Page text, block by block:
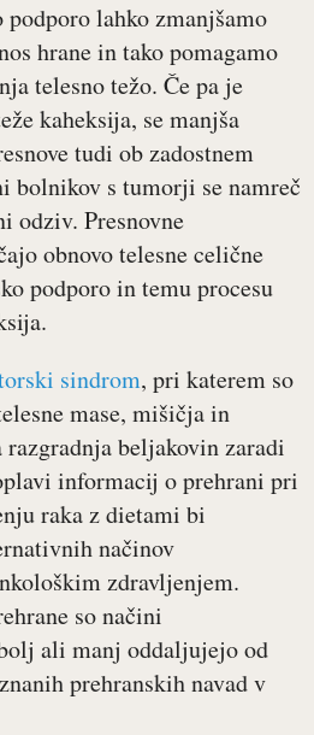
podporo lahko zmanjšamo
hrane in tako pomagamo
telesno težo. Če pa je
kaheksija, se manjša
tudi ob zadostnem
bolnikov s tumorji se namreč
odziv. Presnovne
obnovo telesne celične
podporo in temu procesu
sindrom, pri katerem so
mase, mišičja in
razgradnja beljakovin zaradi
informacij o prehrani pri
raka z dietami bi
načinov
zdravljenjem.
so načini
ali manj oddaljujejo od
prehranskih navad v